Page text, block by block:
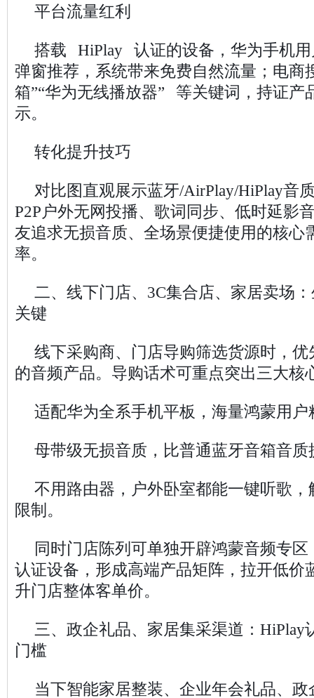
平台流量红利
搭载 HiPlay 认证的设备，华为手机用
弹窗推荐，系统带来免费自然流量；电
箱”“华为无线播放器” 等关键词，持证产
示。
转化提升技巧
对比图直观展示蓝牙/AirPlay/HiPlay音
P2P户外无网投播、歌词同步、低时延影
友追求无损音质、全场景便捷使用的核心
率。
二、线下门店、3C集合店、家居卖场
关键
线下采购商、门店导购筛选货源时，
的音频产品。导购话术可重点突出三大核
适配华为全系手机平板，海量鸿蒙用
母带级无损音质，比普通蓝牙音箱音质
不用路由器，户外卧室都能一键听歌
限制。
同时门店陈列可单独开辟鸿蒙音频专
认证设备，形成高端产品矩阵，拉开低价
升门店整体客单价。
三、政企礼品、家居集采渠道：HiPlay
门槛
当下智能家居整装、企业年会礼品、